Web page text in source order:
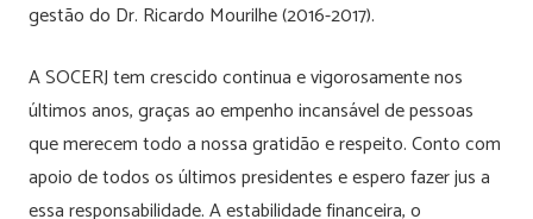
gestão do Dr. Ricardo Mourilhe (2016-2017).
A SOCERJ tem crescido continua e vigorosamente nos
últimos anos, graças ao empenho incansável de pessoas
que merecem todo a nossa gratidão e respeito. Conto com
apoio de todos os últimos presidentes e espero fazer jus a
essa responsabilidade. A estabilidade financeira, o